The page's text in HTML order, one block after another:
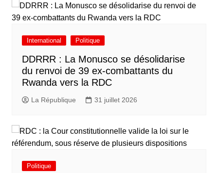
International Politique
DDRRR : La Monusco se désolidarise
du renvoi de 39 ex-combattants du
Rwanda vers la RDC
La République 31 juillet 2026
Politique